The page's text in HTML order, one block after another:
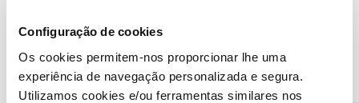
Configuração de cookies
Os cookies permitem-nos proporcionar lhe uma
experiência de navegação personalizada e segura.
Utilizamos cookies e/ou ferramentas similares nos